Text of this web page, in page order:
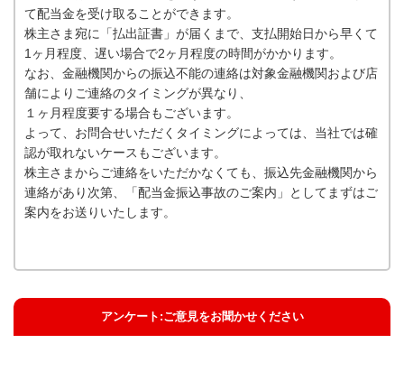
て配当金を受け取ることができます。
株主さま宛に「払出証書」が届くまで、支払開始日から早くて
1ヶ月程度、遅い場合で2ヶ月程度の時間がかかります。
なお、金融機関からの振込不能の連絡は対象金融機関および店
舗によりご連絡のタイミングが異なり、
１ヶ月程度要する場合もございます。
よって、お問合せいただくタイミングによっては、当社では確
認が取れないケースもございます。
株主さまからご連絡をいただかなくても、振込先金融機関から
連絡があり次第、「配当金振込事故のご案内」としてまずはご
案内をお送りいたします。
アンケート:ご意見をお聞かせください